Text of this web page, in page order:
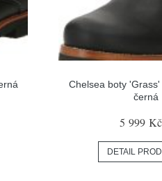
Chelsea boty
černá
5 999 Kč
DETAIL